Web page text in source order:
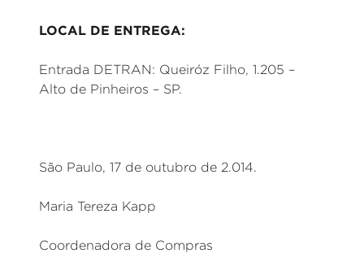
LOCAL DE ENTREGA:
Entrada DETRAN: Queiróz Filho, 1.205 –
Alto de Pinheiros – SP.
São Paulo, 17 de outubro de 2.014.
Maria Tereza Kapp
Coordenadora de Compras